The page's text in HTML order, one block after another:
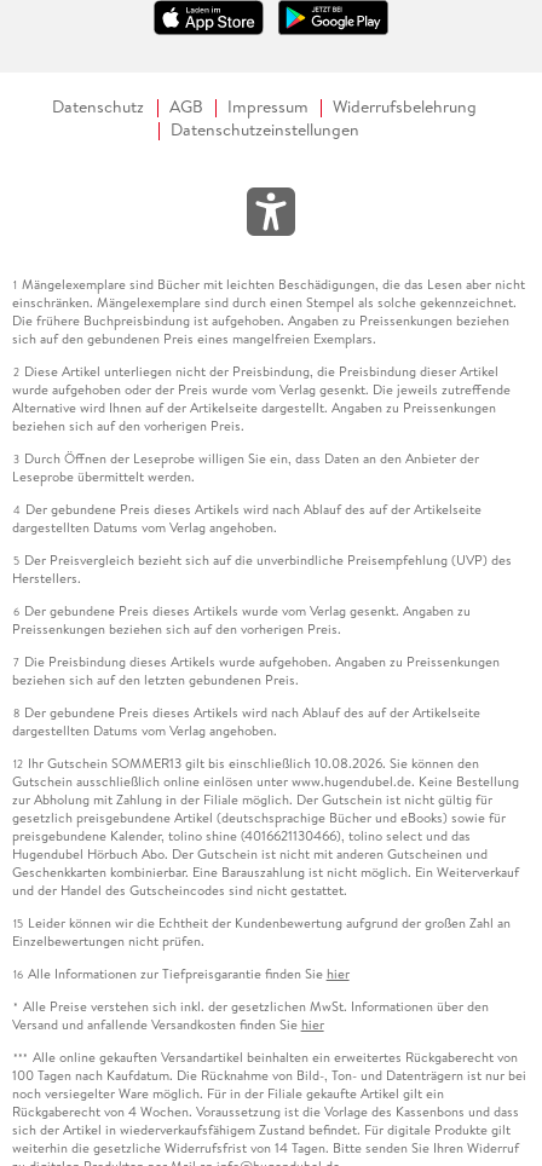
Datenschutz AGB Impressum
Widerrufsbelehrung
Datenschutzeinstellungen
1 Mängelexemplare sind Bücher mit leichten Beschädigungen, die das Lesen aber nicht
einschränken. Mängelexemplare sind durch einen Stempel als solche gekennzeichnet.
Die frühere Buchpreisbindung ist aufgehoben. Angaben zu Preissenkungen beziehen
sich auf den gebundenen Preis eines mangelfreien Exemplars.
2 Diese Artikel unterliegen nicht der Preisbindung, die Preisbindung dieser Artikel
wurde aufgehoben oder der Preis wurde vom Verlag gesenkt. Die jeweils zutreffende
Alternative wird Ihnen auf der Artikelseite dargestellt. Angaben zu Preissenkungen
beziehen sich auf den vorherigen Preis.
3 Durch Öffnen der Leseprobe willigen Sie ein, dass Daten an den Anbieter der
Leseprobe übermittelt werden.
4 Der gebundene Preis dieses Artikels wird nach Ablauf des auf der Artikelseite
dargestellten Datums vom Verlag angehoben.
5 Der Preisvergleich bezieht sich auf die unverbindliche Preisempfehlung (UVP) des
Herstellers.
6 Der gebundene Preis dieses Artikels wurde vom Verlag gesenkt. Angaben zu
Preissenkungen beziehen sich auf den vorherigen Preis.
7 Die Preisbindung dieses Artikels wurde aufgehoben. Angaben zu Preissenkungen
beziehen sich auf den letzten gebundenen Preis.
8 Der gebundene Preis dieses Artikels wird nach Ablauf des auf der Artikelseite
dargestellten Datums vom Verlag angehoben.
12 Ihr Gutschein SOMMER13 gilt bis einschließlich 10.08.2026. Sie können den
Gutschein ausschließlich online einlösen unter www.hugendubel.de. Keine Bestellung
zur Abholung mit Zahlung in der Filiale möglich. Der Gutschein ist nicht gültig für
gesetzlich preisgebundene Artikel (deutschsprachige Bücher und eBooks) sowie für
preisgebundene Kalender, tolino shine (4016621130466), tolino select und das
Hugendubel Hörbuch Abo. Der Gutschein ist nicht mit anderen Gutscheinen und
Geschenkkarten kombinierbar. Eine Barauszahlung ist nicht möglich. Ein Weiterverkauf
und der Handel des Gutscheincodes sind nicht gestattet.
15 Leider können wir die Echtheit der Kundenbewertung aufgrund der großen Zahl an
Einzelbewertungen nicht prüfen.
16 Alle Informationen zur Tiefpreisgarantie finden Sie hier
* Alle Preise verstehen sich inkl. der gesetzlichen MwSt. Informationen über den
Versand und anfallende Versandkosten finden Sie hier
*** Alle online gekauften Versandartikel beinhalten ein erweitertes Rückgaberecht von
100 Tagen nach Kaufdatum. Die Rücknahme von Bild-, Ton- und Datenträgern ist nur bei
noch versiegelter Ware möglich. Für in der Filiale gekaufte Artikel gilt ein
Rückgaberecht von 4 Wochen. Voraussetzung ist die Vorlage des Kassenbons und dass
sich der Artikel in wiederverkaufsfähigem Zustand befindet. Für digitale Produkte gilt
weiterhin die gesetzliche Widerrufsfrist von 14 Tagen. Bitte senden Sie Ihren Widerruf